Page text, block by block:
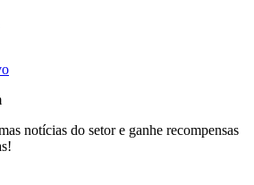
notícias do setor e ganhe recompensas